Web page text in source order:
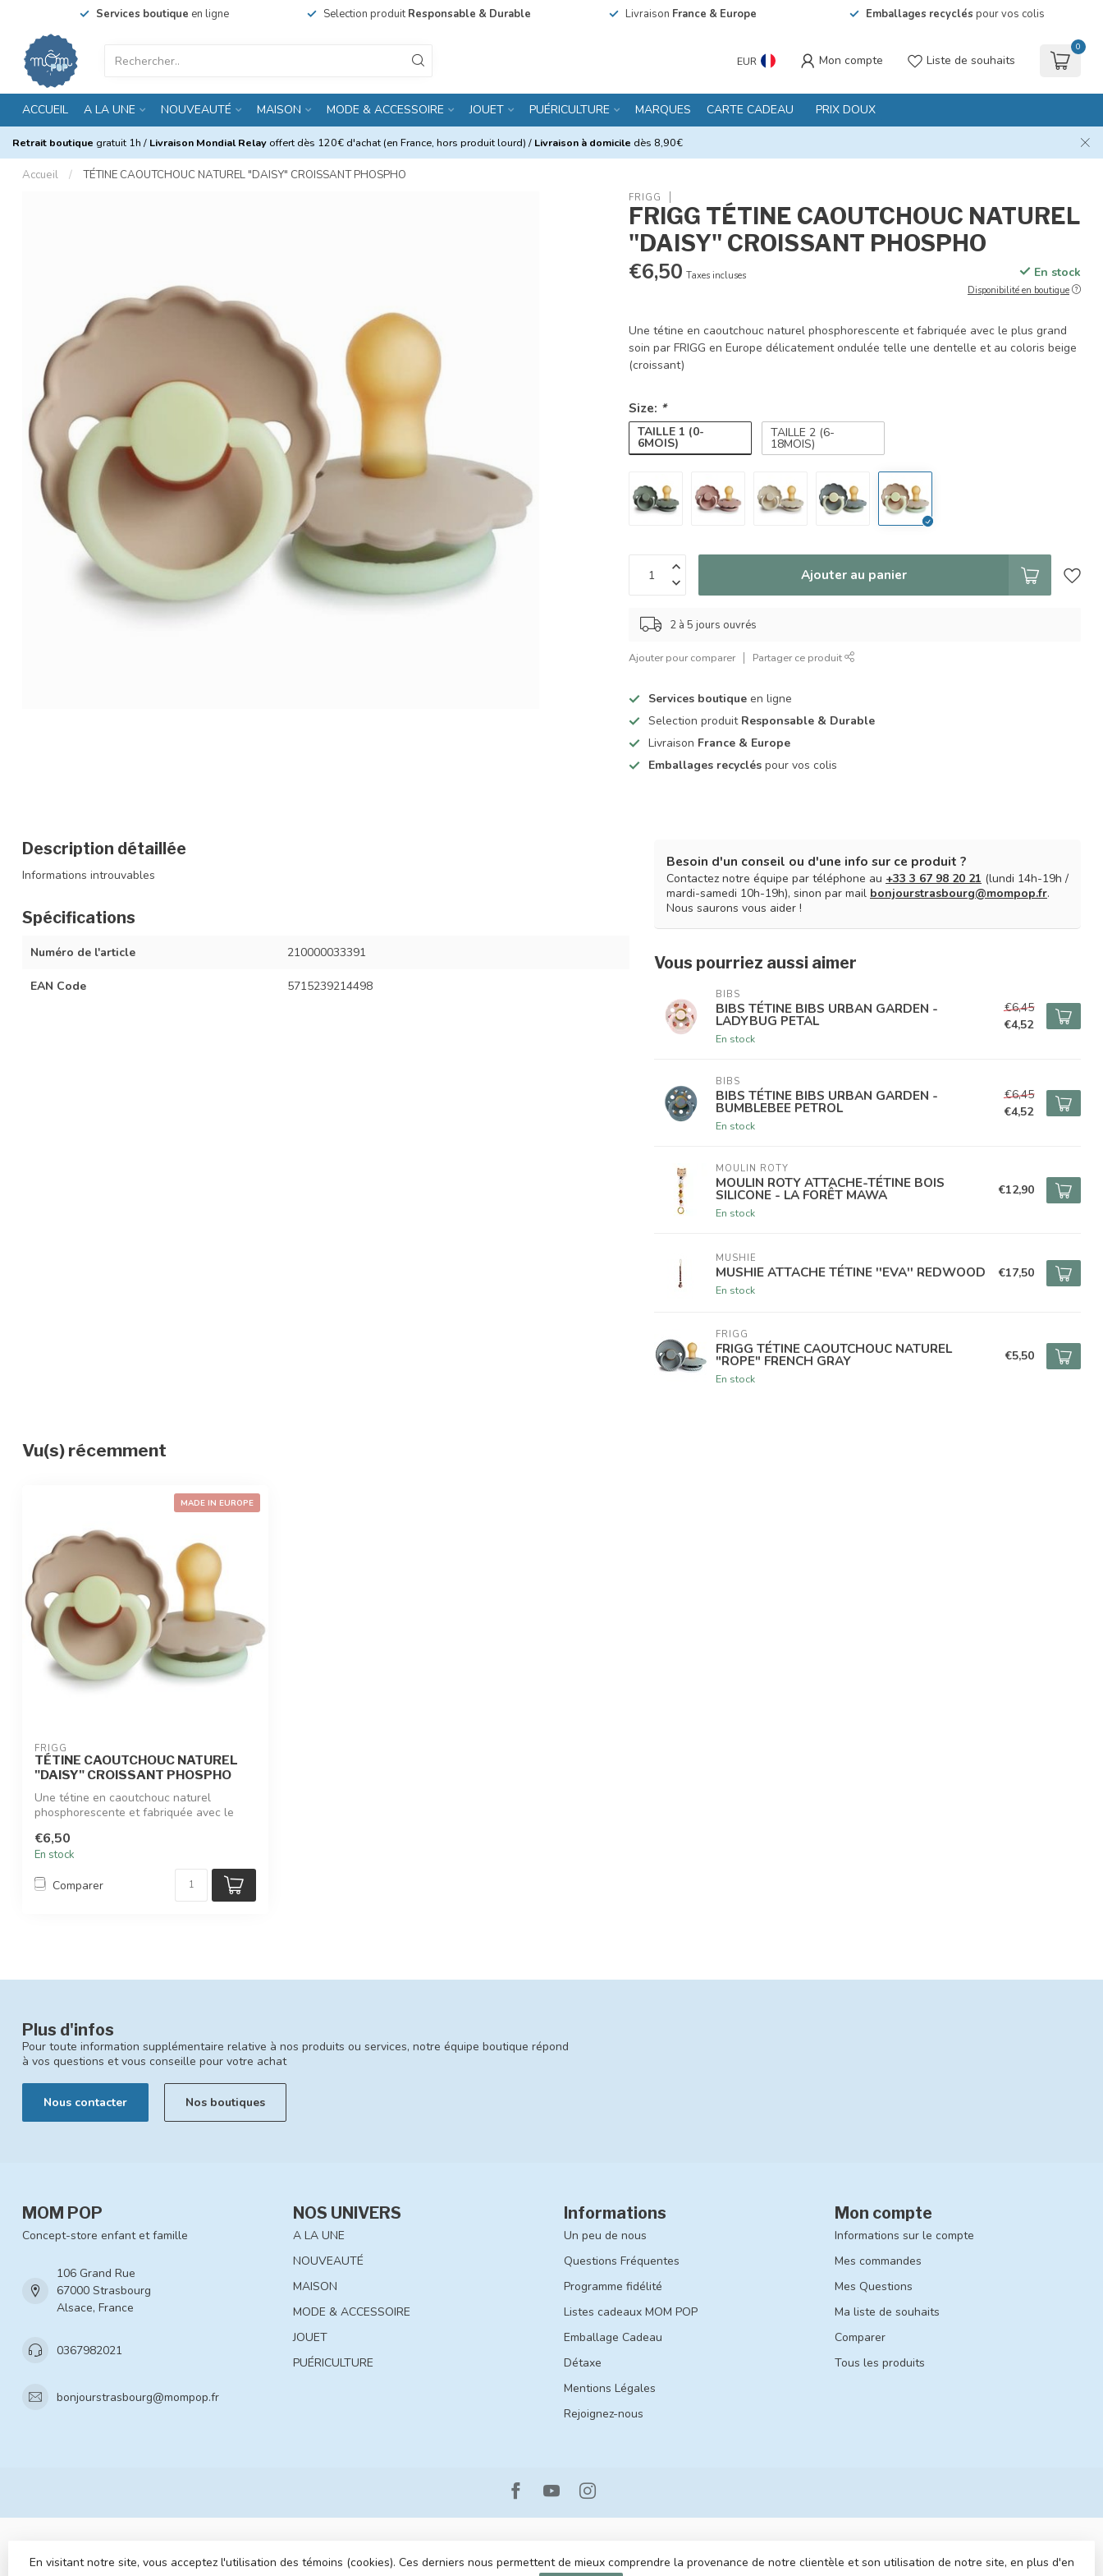
Services boutique en ligne Selection produitResponsable & Durable Livraison France & Europe Emballages recyclés pour vos colis
EUR Mon compte Liste de souhaits
0
ACCUEIL A LA UNE NOUVEAUTÉ MAISON MODE & ACCESSOIRE JOUET PUÉRICULTURE MARQUES CARTE CADEAU PRIX DOUX
Retrait boutique gratuit 1h / Livraison Mondial Relay offert dès 120€ d'achat (en France, hors produit lourd) / Livraison à domicile dès 8,90€
Accueil / TÉTINE CAOUTCHOUC NATUREL "DAISY" CROISSANT PHOSPHO
FRIGG
FRIGG TÉTINE CAOUTCHOUC NATUREL
"DAISY" CROISSANT PHOSPHO
€6,50 Taxes incluses En stock
Disponibilité en boutique
Une tétine en caoutchouc naturel phosphorescente et fabriquée avec le plus grand
soin par FRIGG en Europe délicatement ondulée telle une dentelle et au coloris beige
(croissant)
Size: *
TAILLE 1 (0-
6MOIS)
TAILLE 2 (6-
18MOIS)
Ajouter au panier
2 à 5 jours ouvrés
Ajouter pour comparer Partager ce produit
Services boutique en ligne
Selection produit Responsable & Durable
Livraison France & Europe
Emballages recyclés pour vos colis
Description détaillée
Informations introuvables
Spécifications
Numéro de l'article 210000033391
EAN Code 5715239214498
Besoin d'un conseil ou d'une info sur ce produit ?
Contactez notre équipe par téléphone au +33 3 67 98 20 21 (lundi 14h-19h /
mardi-samedi 10h-19h), sinon par mail bonjourstrasbourg@mompop.fr.
Nous saurons vous aider !
Vous pourriez aussi aimer
BIBS
BIBS TÉTINE BIBS URBAN GARDEN -
LADYBUG PETAL
En stock
€6,45
€4,52
BIBS
BIBS TÉTINE BIBS URBAN GARDEN -
BUMBLEBEE PETROL
En stock
€6,45
€4,52
MOULIN ROTY
MOULIN ROTY ATTACHE-TÉTINE BOIS
SILICONE - LA FORÊT MAWA
En stock
€12,90
MUSHIE
MUSHIE ATTACHE TÉTINE ''EVA'' REDWOOD
En stock
€17,50
FRIGG
FRIGG TÉTINE CAOUTCHOUC NATUREL
"ROPE" FRENCH GRAY
En stock
€5,50
Vu(s) récemment
MADE IN EUROPE
FRIGG
TÉTINE CAOUTCHOUC NATUREL
"DAISY" CROISSANT PHOSPHO
Une tétine en caoutchouc naturel
phosphorescente et fabriquée avec le
€6,50
En stock
Comparer
Plus d'infos
Pour toute information supplémentaire relative à nos produits ou services, notre équipe boutique répond
à vos questions et vous conseille pour votre achat
Nous contacter Nos boutiques
MOM POP
Concept-store enfant et famille
106 Grand Rue
67000 Strasbourg
Alsace, France
0367982021
bonjourstrasbourg@mompop.fr
NOS UNIVERS
A LA UNE
NOUVEAUTÉ
MAISON
MODE & ACCESSOIRE
JOUET
PUÉRICULTURE
Informations
Un peu de nous
Questions Fréquentes
Programme fidélité
Listes cadeaux MOM POP
Emballage Cadeau
Détaxe
Mentions Légales
Rejoignez-nous
Mon compte
Informations sur le compte
Mes commandes
Mes Questions
Ma liste de souhaits
Comparer
Tous les produits
En visitant notre site, vous acceptez l'utilisation des témoins (cookies). Ces derniers nous permettent de mieux comprendre la provenance de notre clientèle et son utilisation de notre site, en plus d'en